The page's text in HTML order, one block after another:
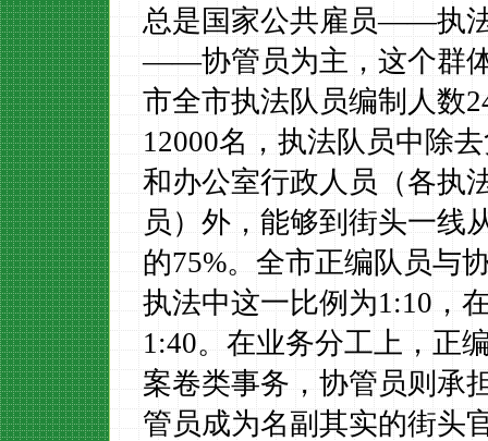
总是国家公共雇员——执法
——协管员为主，这个群
市全市执法队员编制人数
12000名，执法队员中除
和办公室行政人员（各执
员）外，能够到街头一线
的75%。全市正编队员与
执法中这一比例为1:10，
1:40。在业务分工上，正
案卷类事务，协管员则承
管员成为名副其实的街头